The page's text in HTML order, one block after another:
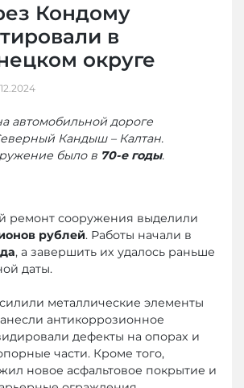
Кондому
в
округе
автомобильной дороге
Кандыш – Калтан.
было в 70-е годы.
ремонт сооружения выделили
рублей. Работы начали в
, а завершить их удалось раньше
даты.
металлические элементы
антикоррозионное
дефекты на опорах и
части. Кроме того,
новое асфальтовое покрытие и